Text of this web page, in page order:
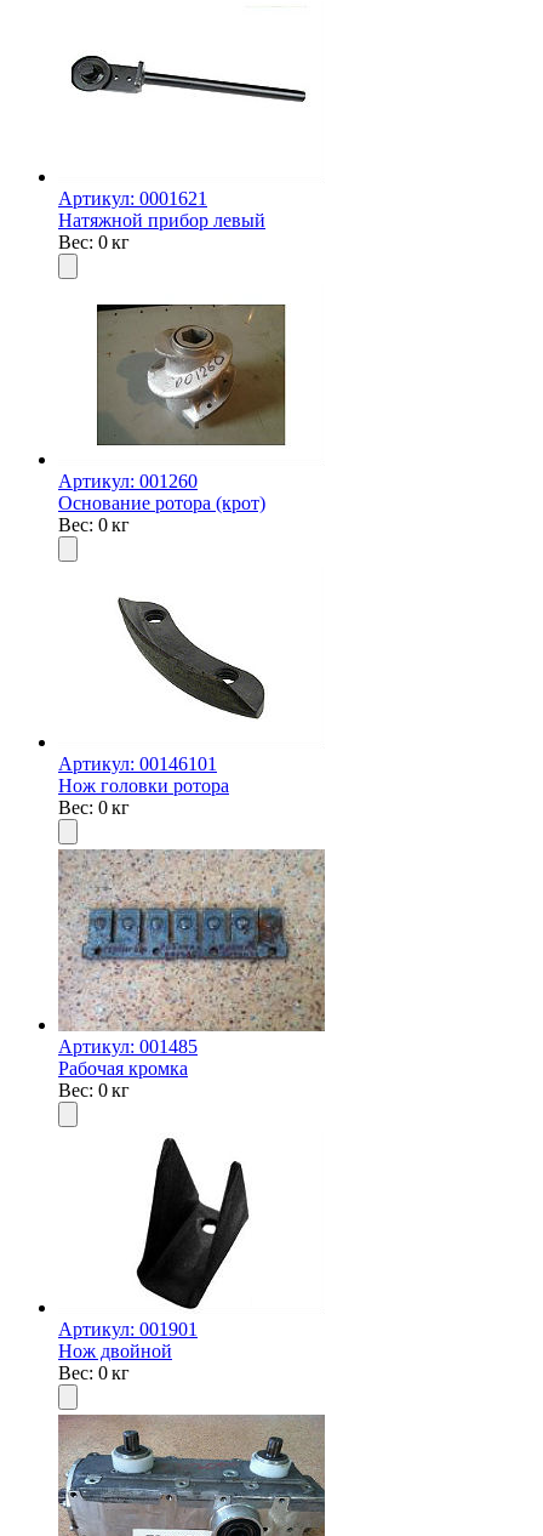
Артикул: 0001621
Натяжной прибор левый
Вес: 0 кг
Артикул: 001260
Основание ротора (крот)
Вес: 0 кг
Артикул: 00146101
Нож головки ротора
Вес: 0 кг
Артикул: 001485
Рабочая кромка
Вес: 0 кг
Артикул: 001901
Нож двойной
Вес: 0 кг